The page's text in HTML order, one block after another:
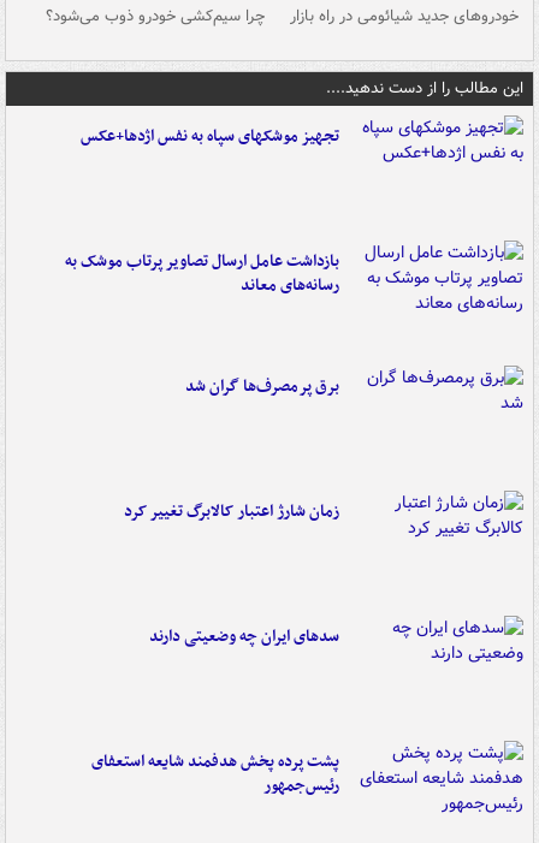
خودروهای جدید شیائومی در راه بازار چرا سیم‌کشی خودرو ذوب می‌شود؟
این مطالب را از دست ندهید....
تجهیز موشکهای سپاه به نفس اژدها+عکس
بازداشت عامل ارسال تصاویر پرتاب موشک به
رسانه‌های معاند
برق پرمصرف‌ها گران شد
زمان شارژ اعتبار کالابرگ تغییر کرد
سدهای ایران چه وضعیتی دارند
پشت پرده پخش هدفمند شایعه استعفای
رئیس‌جمهور